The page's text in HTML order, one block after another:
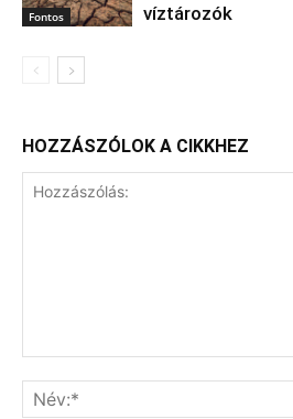
Fontos
víztározók
HOZZÁSZÓLOK A CIKKHEZ